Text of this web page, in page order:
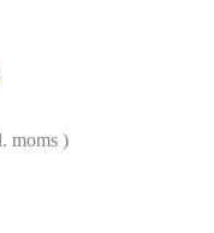
moms )